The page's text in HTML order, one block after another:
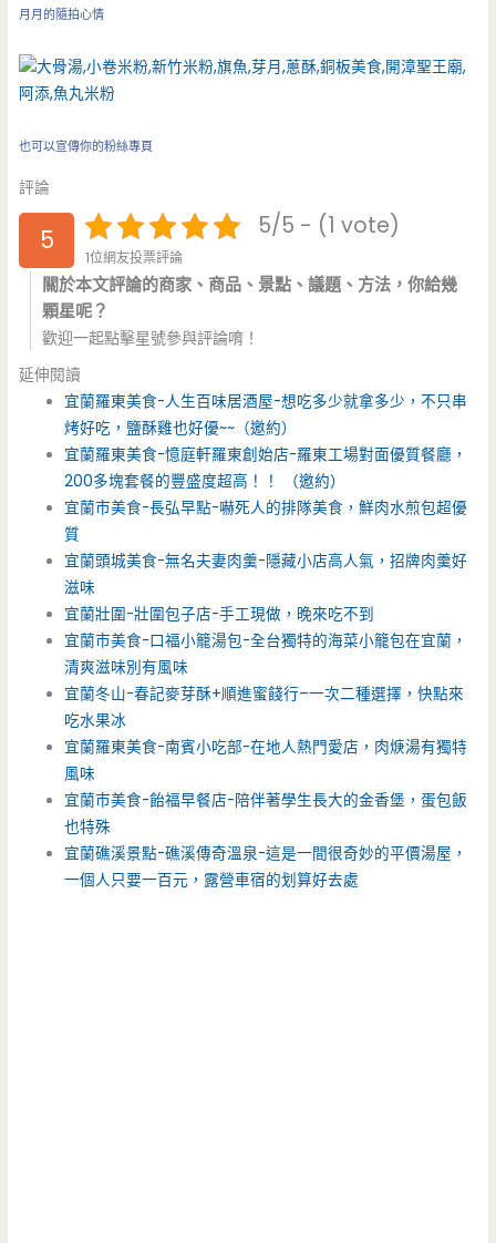
月月的隨拍心情
也可以宣傳你的粉絲專頁
評論
5 5/5 - (1 vote)
1位網友投票評論
關於本文評論的商家、商品、景點、議題、方法，你給幾
顆星呢？
歡迎一起點擊星號參與評論唷！
延伸閱讀
宜蘭羅東美食-人生百味居酒屋-想吃多少就拿多少，不只串
烤好吃，鹽酥雞也好優~~（邀約）
宜蘭羅東美食-憶庭軒羅東創始店-羅東工場對面優質餐廳，
200多塊套餐的豐盛度超高！！ （邀約）
宜蘭市美食-長弘早點-嚇死人的排隊美食，鮮肉水煎包超優
質
宜蘭頭城美食-無名夫妻肉羹-隱藏小店高人氣，招牌肉羹好
滋味
宜蘭壯圍-壯圍包子店-手工現做，晚來吃不到
宜蘭市美食-口福小籠湯包-全台獨特的海菜小籠包在宜蘭，
清爽滋味別有風味
宜蘭冬山-春記麥芽酥+順進蜜餞行–一次二種選擇，快點來
吃水果冰
宜蘭羅東美食-南賓小吃部-在地人熱門愛店，肉焿湯有獨特
風味
宜蘭市美食-飴福早餐店-陪伴著學生長大的金香堡，蛋包飯
也特殊
宜蘭礁溪景點-礁溪傳奇溫泉-這是一間很奇妙的平價湯屋，
一個人只要一百元，露營車宿的划算好去處